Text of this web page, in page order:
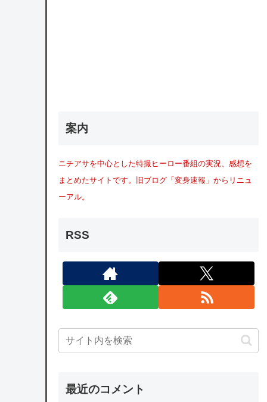
案内
ニチアサを中心とした特撮ヒーロー番組の実況、感想を
まとめたサイトです。旧ブログ「変身速報」からリニュ
ーアル。
RSS
最近のコメント